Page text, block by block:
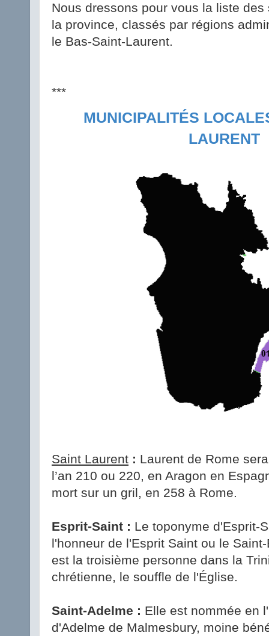
Nous dressons pour vous la liste
la province, classés par régions
le Bas-Saint-Laurent.
***
MUNICIPALITÉS
LAURENT
Saint Laurent : Laurent de Rome
l’an 210 ou 220, en Aragon en
mort sur un gril, en 258 à Rome.
Esprit-Saint : Le toponyme d'Esprit-
l'honneur de l'Esprit Saint ou le
est la troisième personne dans la
chrétienne, le souffle de l'Église.
Saint-Adelme : Elle est nommée en
d'Adelme de Malmesbury, moine